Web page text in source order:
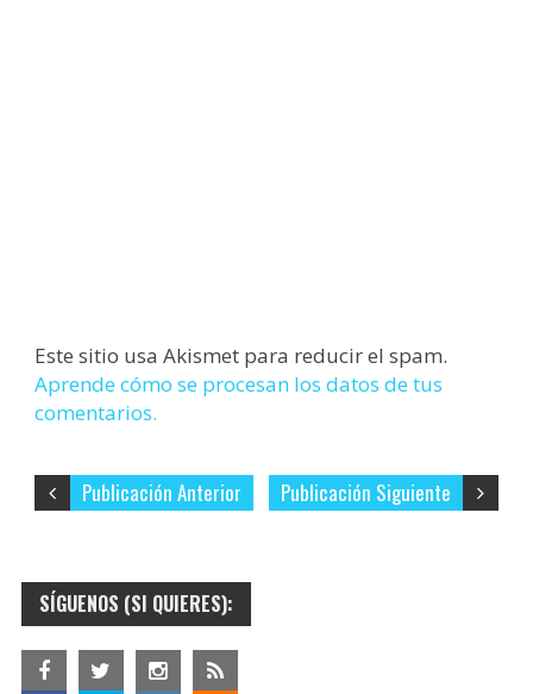
Este sitio usa Akismet para reducir el spam.
Aprende cómo se procesan los datos de tus
comentarios.
Publicación Siguiente
Publicación Anterior
SÍGUENOS (SI QUIERES):